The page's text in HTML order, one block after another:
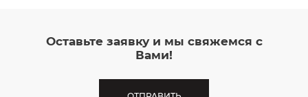
Оставьте заявку и мы свяжемся с
Вами!